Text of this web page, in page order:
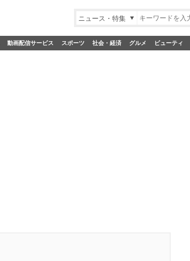
ニュース・特集
動画配信サービス スポーツ 社会・経済 グルメ ビューティ